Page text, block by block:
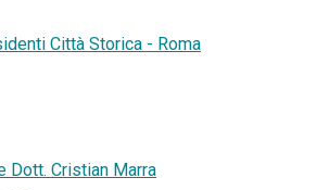
Città Storica - Roma
Dott. Cristian Marra